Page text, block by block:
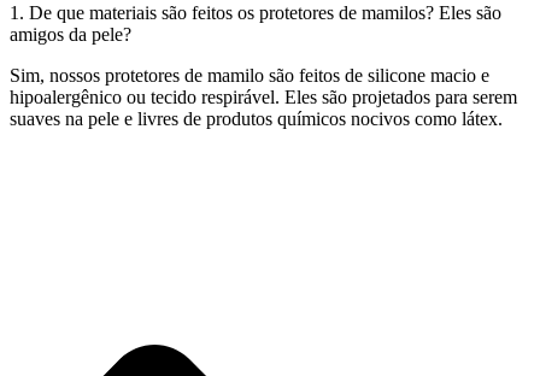
1. De que materiais são feitos os protetores de mamilos? Eles são
amigos da pele?
Sim, nossos protetores de mamilo são feitos de silicone macio e
hipoalergênico ou tecido respirável. Eles são projetados para serem
suaves na pele e livres de produtos químicos nocivos como látex.